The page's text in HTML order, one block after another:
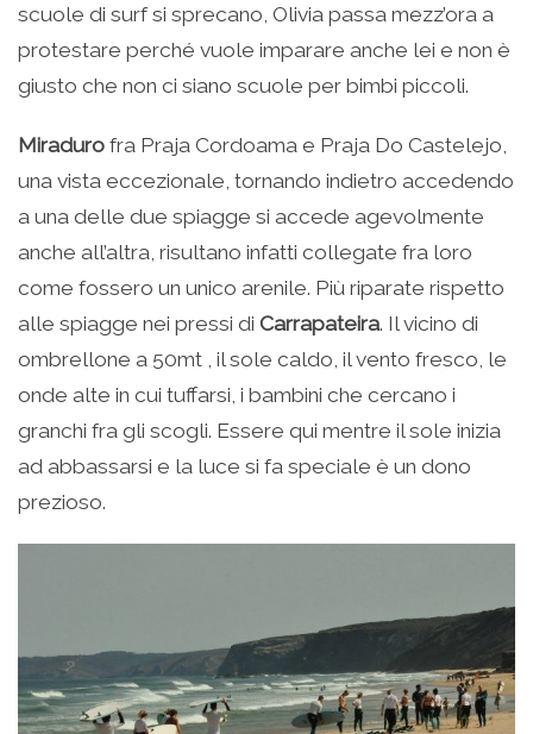
scuole di surf si sprecano, Olivia passa mezz’ora a
protestare perché vuole imparare anche lei e non è
giusto che non ci siano scuole per bimbi piccoli.
Miraduro fra Praja Cordoama e Praja Do Castelejo,
una vista eccezionale, tornando indietro accedendo
a una delle due spiagge si accede agevolmente
anche all’altra, risultano infatti collegate fra loro
come fossero un unico arenile. Più riparate rispetto
alle spiagge nei pressi di Carrapateira. Il vicino di
ombrellone a 50mt , il sole caldo, il vento fresco, le
onde alte in cui tuffarsi, i bambini che cercano i
granchi fra gli scogli. Essere qui mentre il sole inizia
ad abbassarsi e la luce si fa speciale è un dono
prezioso.